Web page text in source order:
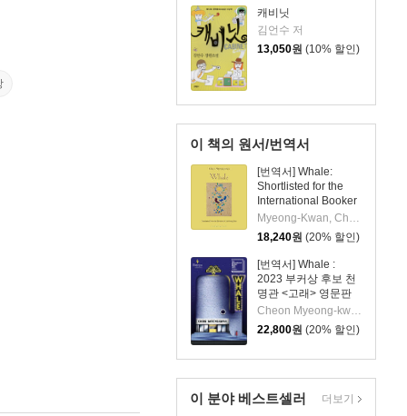
캐비닛
김언수 저
13,050원 (10% 할인)
이 책의 원서/번역서
[번역서] Whale:
Shortlisted for the
International Booker
Prize
18,240원 (20% 할인)
[번역서] Whale :
2023 부커상 후보 천
명관 <고래> 영문판
22,800원 (20% 할인)
이 분야 베스트셀러 더보기